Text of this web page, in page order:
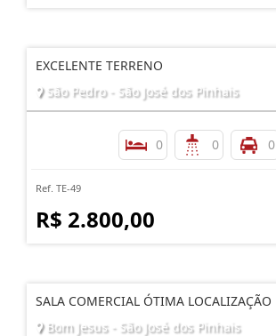
EXCELENTE TERRENO
São Pedro - São José dos Pinhais
0 0 0
Ref. TE-49
R$ 2.800,00
SALA COMERCIAL ÓTIMA LOCALIZAÇÃO
Bom Jesus - São José dos Pinhais